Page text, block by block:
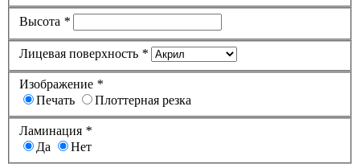
Высота *
Лицевая поверхность *
Изображение *
Печать
Плоттерная резка
Ламинация *
Да
Нет